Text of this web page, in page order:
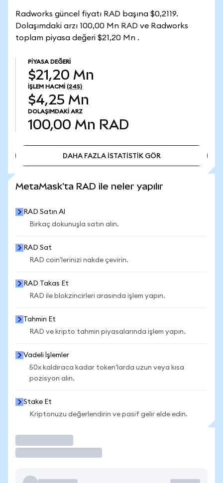
Radworks güncel fiyatı RAD başına $0,2119.
Dolaşımdaki arzı 100,00 Mn RAD ve Radworks
toplam piyasa değeri $21,20 Mn .
PIYASA DEĞERI
$21,20 Mn
İŞLEM HACMI (24S)
$4,25 Mn
DOLAŞIMDAKI ARZ
100,00 Mn RAD
DAHA FAZLA İSTATİSTİK GÖR
MetaMask'ta RAD ile neler yapılır
RAD Satın Al
Birkaç dokunuşla satın alın.
RAD Sat
RAD coin'lerinizi nakde çevirin.
RAD Takas Et
RAD ile blokzincirleri arasında işlem yapın.
Tahmin Et
RAD ve kripto tahmin piyasalarında işlem yapın.
Vadeli İşlemler
50x kaldıraca kadar token'larda uzun veya kısa
pozisyon alın.
Stake Et
Kriptonuzu değerlendirin ve pasif gelir elde edin.